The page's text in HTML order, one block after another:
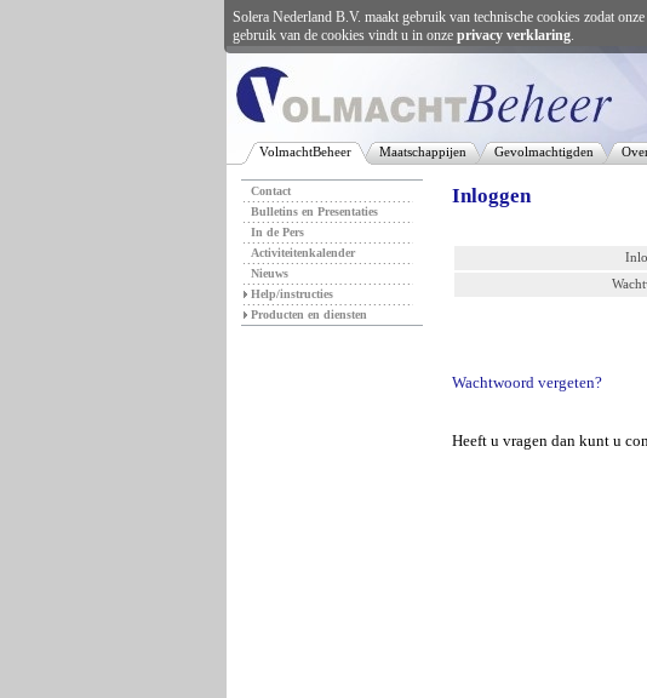
VolmachtBeheer Maatschappijen Gevolmachtigden
Contact
Bulletins en Presentaties
In de Pers
Activiteitenkalender
Nieuws
Help/instructies
Producten en diensten
Inloggen
Wachtwoord vergeten?
Heeft u vragen dan kunt u
Solera Nederland B.V. maakt gebruik van technische cookies zodat
gebruik van de cookies vindt u in onze privacy verklaring.